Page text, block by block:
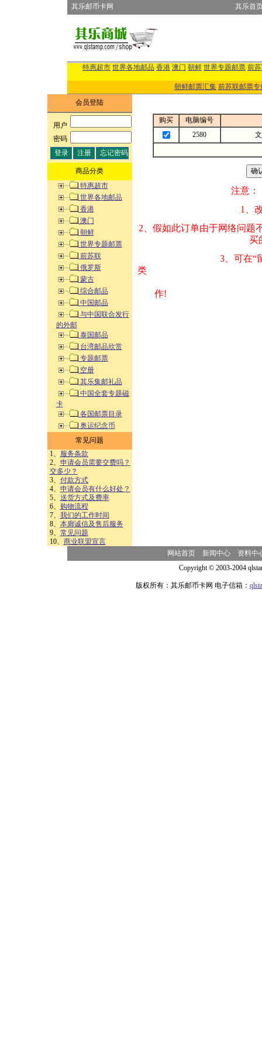
其乐邮币卡网 其乐首
特惠超市 世界各地邮品 香港 澳门 朝鲜 世界专题邮票 前
朝鲜邮票汇集 前苏联邮票专
会员登陆
用户:
密码:
商品分类
特惠超市
世界各地邮品
香港
澳门
朝鲜
世界专题邮票
前苏联
俄罗斯
蒙古
综合邮品
中国邮品
与中国联合发行
的外邮
泰国邮品
台湾邮品欣赏
专题邮票
空册
其乐集邮礼品
中国全套专题磁
卡
各国邮票目录
奥运纪念币
常见问题
1、
服务条款
2、 申请会员需要交费吗？
交多少？
3、 付款方式
4、 申请会员有什么好处？
5、 送货方式及费率
6、
购物流程
7、 我们的工作时间
8、 本廊诚信及售后服务
9、 常见问题
10、 商业联盟宣言
购买
电脑编号
2580
注意：
1、改变商品数量
2、假如此订单由
买的邮品的“
3、可在“
类 方式告之
作!
网站首页 新闻中心
资料中
Copyright © 2003-2004
版权所有：其乐邮币卡网 电子信箱：